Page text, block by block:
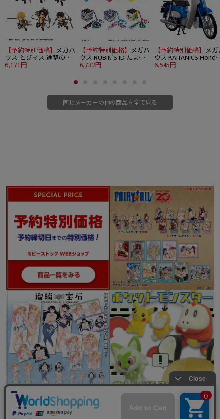
【予約特別価格】 メガハ
ウス とびマス 進撃の巨
人 6個入り1BOX
6,171円
【予約特別価格】 メガハ
ウス RUBIK'S ID たまご
っち 6個入り1BOX
6,732円
【予約特別価格】 メ
ウス KAITANICS Honda
スーパーカブ110 グリ
6,545円
同じメーカーの他の商品を全て見る